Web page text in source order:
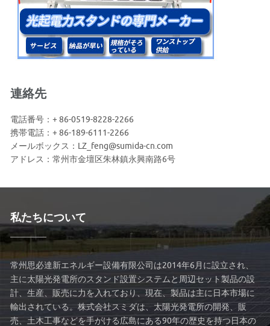
連絡先
電話番号：+ 86-0519-8228-2266
携帯電話：+ 86-189-6111-2266
メールボックス：LZ_feng@sumida-cn.com
アドレス：常州市金壇区朱林鎮永興南路6号
私たちについて
常州思必達新エネルギー設備有限公司は2014年6月に設立され、
主に太陽光発電所のスタンド設置システムと周辺セット製品の設
計、生産、販売に力を入れており、現在、製品は主に日本市場に
輸出されている。株式会社スミダは、太陽光発電所の開発、販
売、土木工事などを手がける広島にある90年の歴史を持つ日本の